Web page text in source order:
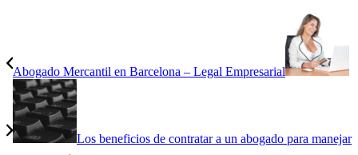
Abogado Mercantil en Barcelona – Legal Empresarial
Los beneficios de contratar a un abogado para manejar